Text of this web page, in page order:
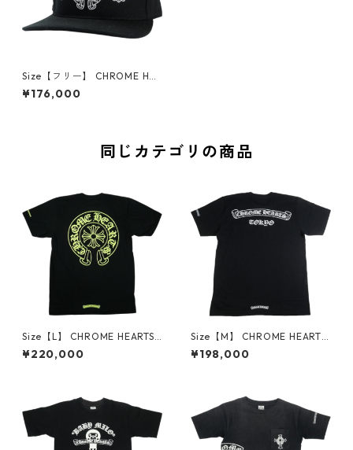
Size【フリー】 CHROME HEA
RTS クロム・ハーツ HORSESH
OE CROSS BSBL CAP DENIM
¥176,000
同じカテゴリの商品
Size【L】 CHROME HEARTS
クロム・ハーツ HORSESHOE
S/S TEE BLACK/NEON YELLO
¥220,000
Size【M】 CHROME HEARTS
クロム・ハーツ TOKYO SCRO
LL SS T-SHIRT BLACK 東京限
¥198,000